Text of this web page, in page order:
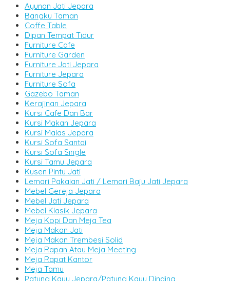
Ayunan Jati Jepara
Bangku Taman
Coffe Table
Dipan Tempat Tidur
Furniture Cafe
Furniture Garden
Furniture Jati Jepara
Furniture Jepara
Furniture Sofa
Gazebo Taman
Kerajinan Jepara
Kursi Cafe Dan Bar
Kursi Makan Jepara
Kursi Malas Jepara
Kursi Sofa Santai
Kursi Sofa Single
Kursi Tamu Jepara
Kusen Pintu Jati
Lemari Pakaian Jati / Lemari Baju Jati Jepara
Mebel Gereja Jepara
Mebel Jati Jepara
Mebel Klasik Jepara
Meja Kopi Dan Meja Tea
Meja Makan Jati
Meja Makan Trembesi Solid
Meja Rapan Atau Meja Meeting
Meja Rapat Kantor
Meja Tamu
Patung Kayu Jepara/Patung Kayu Dinding